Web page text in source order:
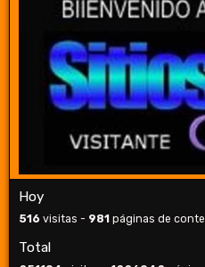
Hoy
516 visitas - 981 páginas de
Total